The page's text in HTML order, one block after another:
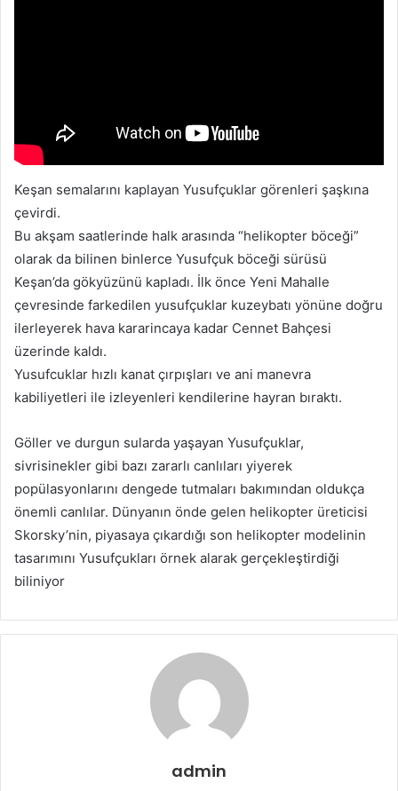
Keşan semalarını kaplayan Yusufçuklar görenleri şaşkına
çevirdi.
Bu akşam saatlerinde halk arasında “helikopter böceği”
olarak da bilinen binlerce Yusufçuk böceği sürüsü
Keşan’da gökyüzünü kapladı. İlk önce Yeni Mahalle
çevresinde farkedilen yusufçuklar kuzeybatı yönüne doğru
ilerleyerek hava kararincaya kadar Cennet Bahçesi
üzerinde kaldı.
Yusufcuklar hızlı kanat çırpışları ve ani manevra
kabiliyetleri ile izleyenleri kendilerine hayran bıraktı.
Göller ve durgun sularda yaşayan Yusufçuklar,
sivrisinekler gibi bazı zararlı canlıları yiyerek
popülasyonlarını dengede tutmaları bakımından oldukça
önemli canlılar. Dünyanın önde gelen helikopter üreticisi
Skorsky’nin, piyasaya çıkardığı son helikopter modelinin
tasarımını Yusufçukları örnek alarak gerçekleştirdiği
biliniyor
admin